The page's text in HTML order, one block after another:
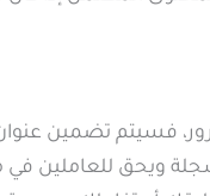
ويحق للعاملين